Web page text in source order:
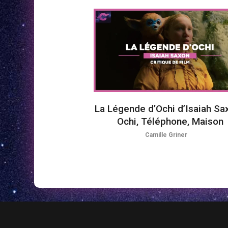
La Légende d’Ochi d’Isaiah
Ochi, Téléphone, Maison
Camille Griner